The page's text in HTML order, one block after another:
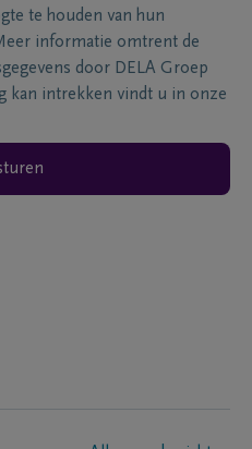
te houden van hun
informatie omtrent de
door DELA Groep
kan intrekken vindt u in onze